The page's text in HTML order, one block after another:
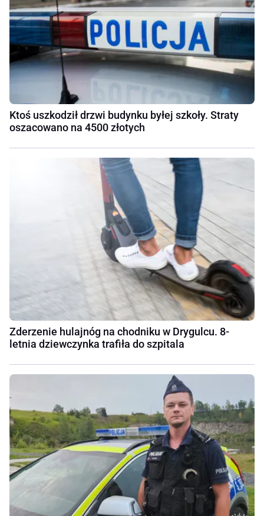
Ktoś uszkodził drzwi budynku byłej szkoły. Straty
oszacowano na 4500 złotych
Zderzenie hulajnóg na chodniku w Drygulcu. 8-
letnia dziewczynka trafiła do szpitala